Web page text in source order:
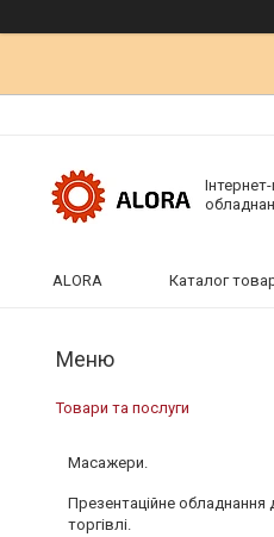
ALORA Каталог
Товари та послуги
Масажери.
Презентаційне обладнання
торгівлі.